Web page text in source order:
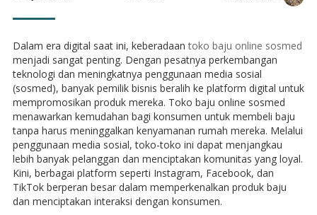
Dalam era digital saat ini, keberadaantoko baju online sosmed
menjadi sangat penting. Dengan pesatnya perkembangan
teknologi dan meningkatnya penggunaan media sosial
(sosmed), banyak pemilik bisnis beralih ke platform digital untuk
mempromosikan produk mereka. Toko baju online sosmed
menawarkan kemudahan bagi konsumen untuk membeli baju
tanpa harus meninggalkan kenyamanan rumah mereka. Melalui
penggunaan media sosial, toko-toko ini dapat menjangkau
lebih banyak pelanggan dan menciptakan komunitas yang loyal.
Kini, berbagai platform seperti Instagram, Facebook, dan
TikTok berperan besar dalam memperkenalkan produk baju
dan menciptakan interaksi dengan konsumen.